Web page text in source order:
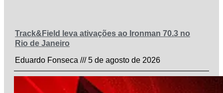
Track&Field leva ativações ao Ironman 70.3 no
Rio de Janeiro
Eduardo Fonseca
5 de agosto de 2026